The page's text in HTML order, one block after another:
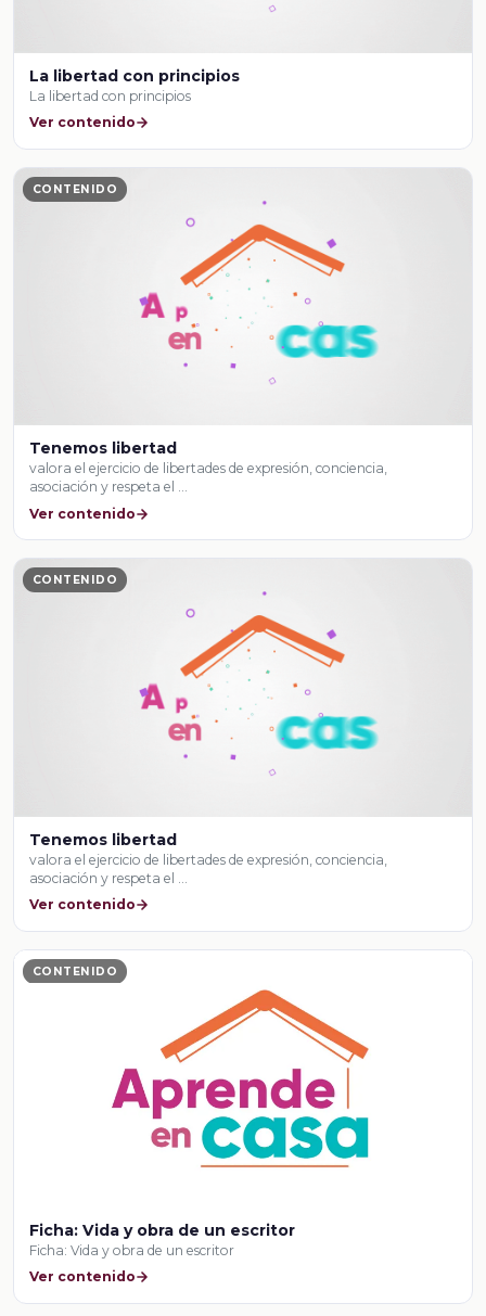
La libertad con principios
La libertad con principios
Ver contenido
CONTENIDO
Tenemos libertad
valora el ejercicio de libertades de expresión, conciencia,
asociación y respeta el …
Ver contenido
CONTENIDO
Tenemos libertad
valora el ejercicio de libertades de expresión, conciencia,
asociación y respeta el …
Ver contenido
CONTENIDO
Ficha: Vida y obra de un escritor
Ficha: Vida y obra de un escritor
Ver contenido